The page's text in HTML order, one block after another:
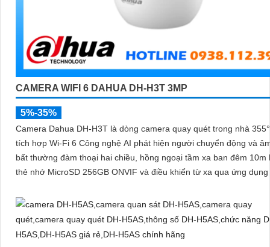
CAMERA WIFI 6 DAHUA DH-H3T 3MP
5%-35%
Camera Dahua DH-H3T là dòng camera quay quét trong nhà
tích hợp Wi-Fi 6 Công nghệ AI phát hiện người chuyển động và
bất thường đàm thoại hai chiều, hồng ngoại tầm xa ban đêm 10m
thẻ nhớ MicroSD 256GB ONVIF và điều khiển từ xa qua ứng dụng